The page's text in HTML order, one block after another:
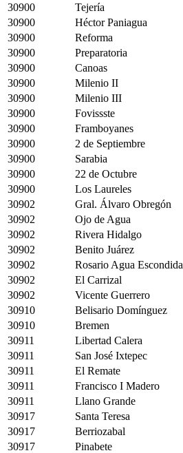
30900
Tejería
30900
Héctor Paniagua
30900
Reforma
30900
Preparatoria
30900
Canoas
30900
Milenio II
30900
Milenio III
30900
Fovissste
30900
Framboyanes
30900
2 de Septiembre
30900
Sarabia
30900
22 de Octubre
30900
Los Laureles
30902
Gral. Álvaro Obregón
30902
Ojo de Agua
30902
Rivera Hidalgo
30902
Benito Juárez
30902
Rosario Agua Escondida
30902
El Carrizal
30902
Vicente Guerrero
30910
Belisario Domínguez
30910
Bremen
30911
Libertad Calera
30911
San José Ixtepec
30911
El Remate
30911
Francisco I Madero
30911
Llano Grande
30917
Santa Teresa
30917
Berriozabal
30917
Pinabete